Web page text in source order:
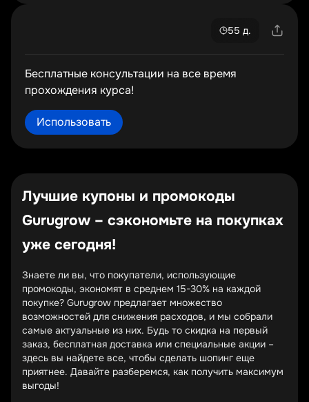
55 д.
Бесплатные консультации на все время
прохождения курса!
Использовать
Лучшие купоны и промокоды
Gurugrow – сэкономьте на покупках
уже сегодня!
Знаете ли вы, что покупатели, использующие
промокоды, экономят в среднем 15-30% на каждой
покупке? Gurugrow предлагает множество
возможностей для снижения расходов, и мы собрали
самые актуальные из них. Будь то скидка на первый
заказ, бесплатная доставка или специальные акции –
здесь вы найдете все, чтобы сделать шопинг еще
приятнее. Давайте разберемся, как получить максимум
выгоды!